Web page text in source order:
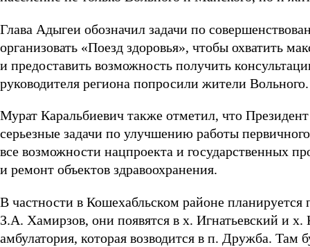
Глава Адыгеи обозначил задачи по
организовать «Поезд здоровья», чтобы охватить
и предоставить возможность получить
руководителя региона попросили жители Вольного.
Мурат Каральбиевич также отметил, что
серьезные задачи по улучшению работы
все возможности нацпроекта и государственных
и ремонт объектов здравоохранения.
В частности в Кошехабльском районе
З.А. Хамирзов, они появятся в х. Игнатьевский и
амбулатория, которая возводится в п. Дружба. Там